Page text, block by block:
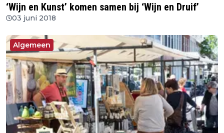
‘Wijn en Kunst’ komen samen bij ‘Wijn en Druif’
03 juni 2018
Algemeen